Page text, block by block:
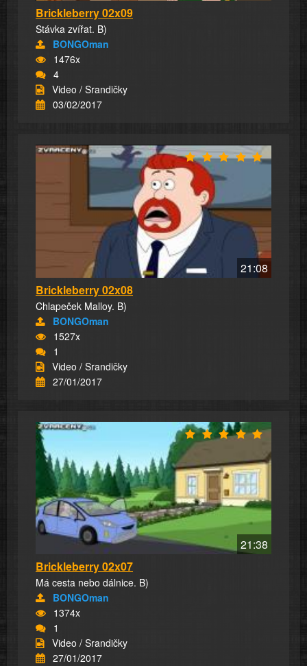
Brickleberry 02x09
Stávka zvířat. B)
BONGOman
1476x
4
Video / Srandičky
03/02/2017
21:08
Brickleberry 02x08
Chlapeček Malloy. B)
BONGOman
1527x
1
Video / Srandičky
27/01/2017
21:38
Brickleberry 02x07
Má cesta nebo dálnice. B)
BONGOman
1374x
1
Video / Srandičky
27/01/2017